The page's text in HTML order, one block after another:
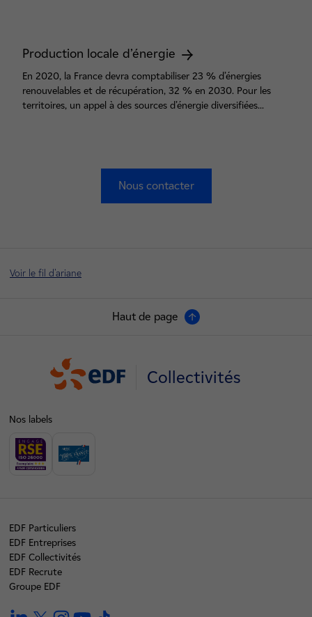
Production locale d’énergie
En 2020, la France devra comptabiliser 23 % d’énergies
renouvelables et de récupération, 32 % en 2030. Pour les
territoires, un appel à des sources d’énergie diversifiées...
Nous contacter
Voir le fil d'ariane
Haut de page
Collectivités
Nos labels
EDF Particuliers
EDF Entreprises
EDF Collectivités
EDF Recrute
Groupe EDF